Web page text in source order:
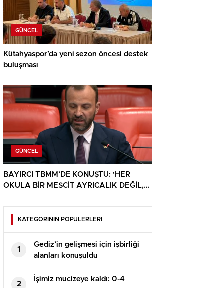
GÜNCEL
Kütahyaspor’da yeni sezon öncesi destek
buluşması
GÜNCEL
BAYIRCI TBMM’DE KONUŞTU: ‘HER
OKULA BİR MESCİT AYRICALIK DEĞİL,
KATEGORİNİN POPÜLERLERİ
1
Gediz’in gelişmesi için işbirliği
alanları konuşuldu
2
İşimiz mucizeye kaldı: 0-4